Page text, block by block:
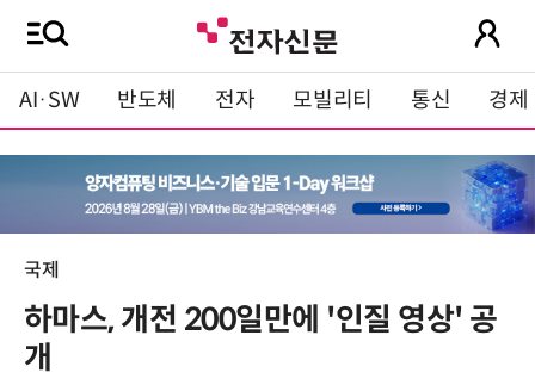
AI·SW 반도체 전자 모빌리티 통신 경제
국제
하마스, 개전 200일만에 '인질 영상' 공
개